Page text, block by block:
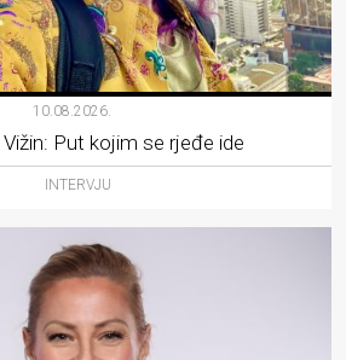
10.08.2026.
Put kojim se rjeđe ide
INTERVJU